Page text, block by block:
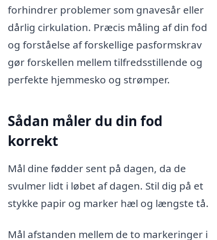
forhindrer problemer som gnavesår eller
dårlig cirkulation. Præcis måling af din fod
og forståelse af forskellige pasformskrav
gør forskellen mellem tilfredsstillende og
perfekte hjemmesko og strømper.
Sådan måler du din fod
korrekt
Mål dine fødder sent på dagen, da de
svulmer lidt i løbet af dagen. Stil dig på et
stykke papir og marker hæl og længste tå.
Mål afstanden mellem de to markeringer i